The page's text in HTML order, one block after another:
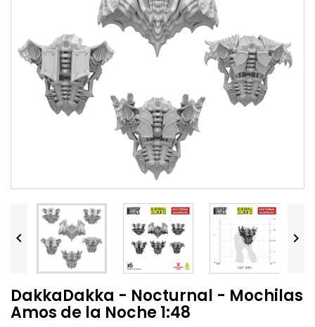
 
DakkaDakka - Nocturnal - Mochilas
Amos de la Noche 1:48